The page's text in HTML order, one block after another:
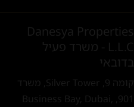
Danesya Properties
L.L.C - משרד פעיל
בדובאי
קומה 9, Silver Tower, משרד
901, Business Bay, Dubai,